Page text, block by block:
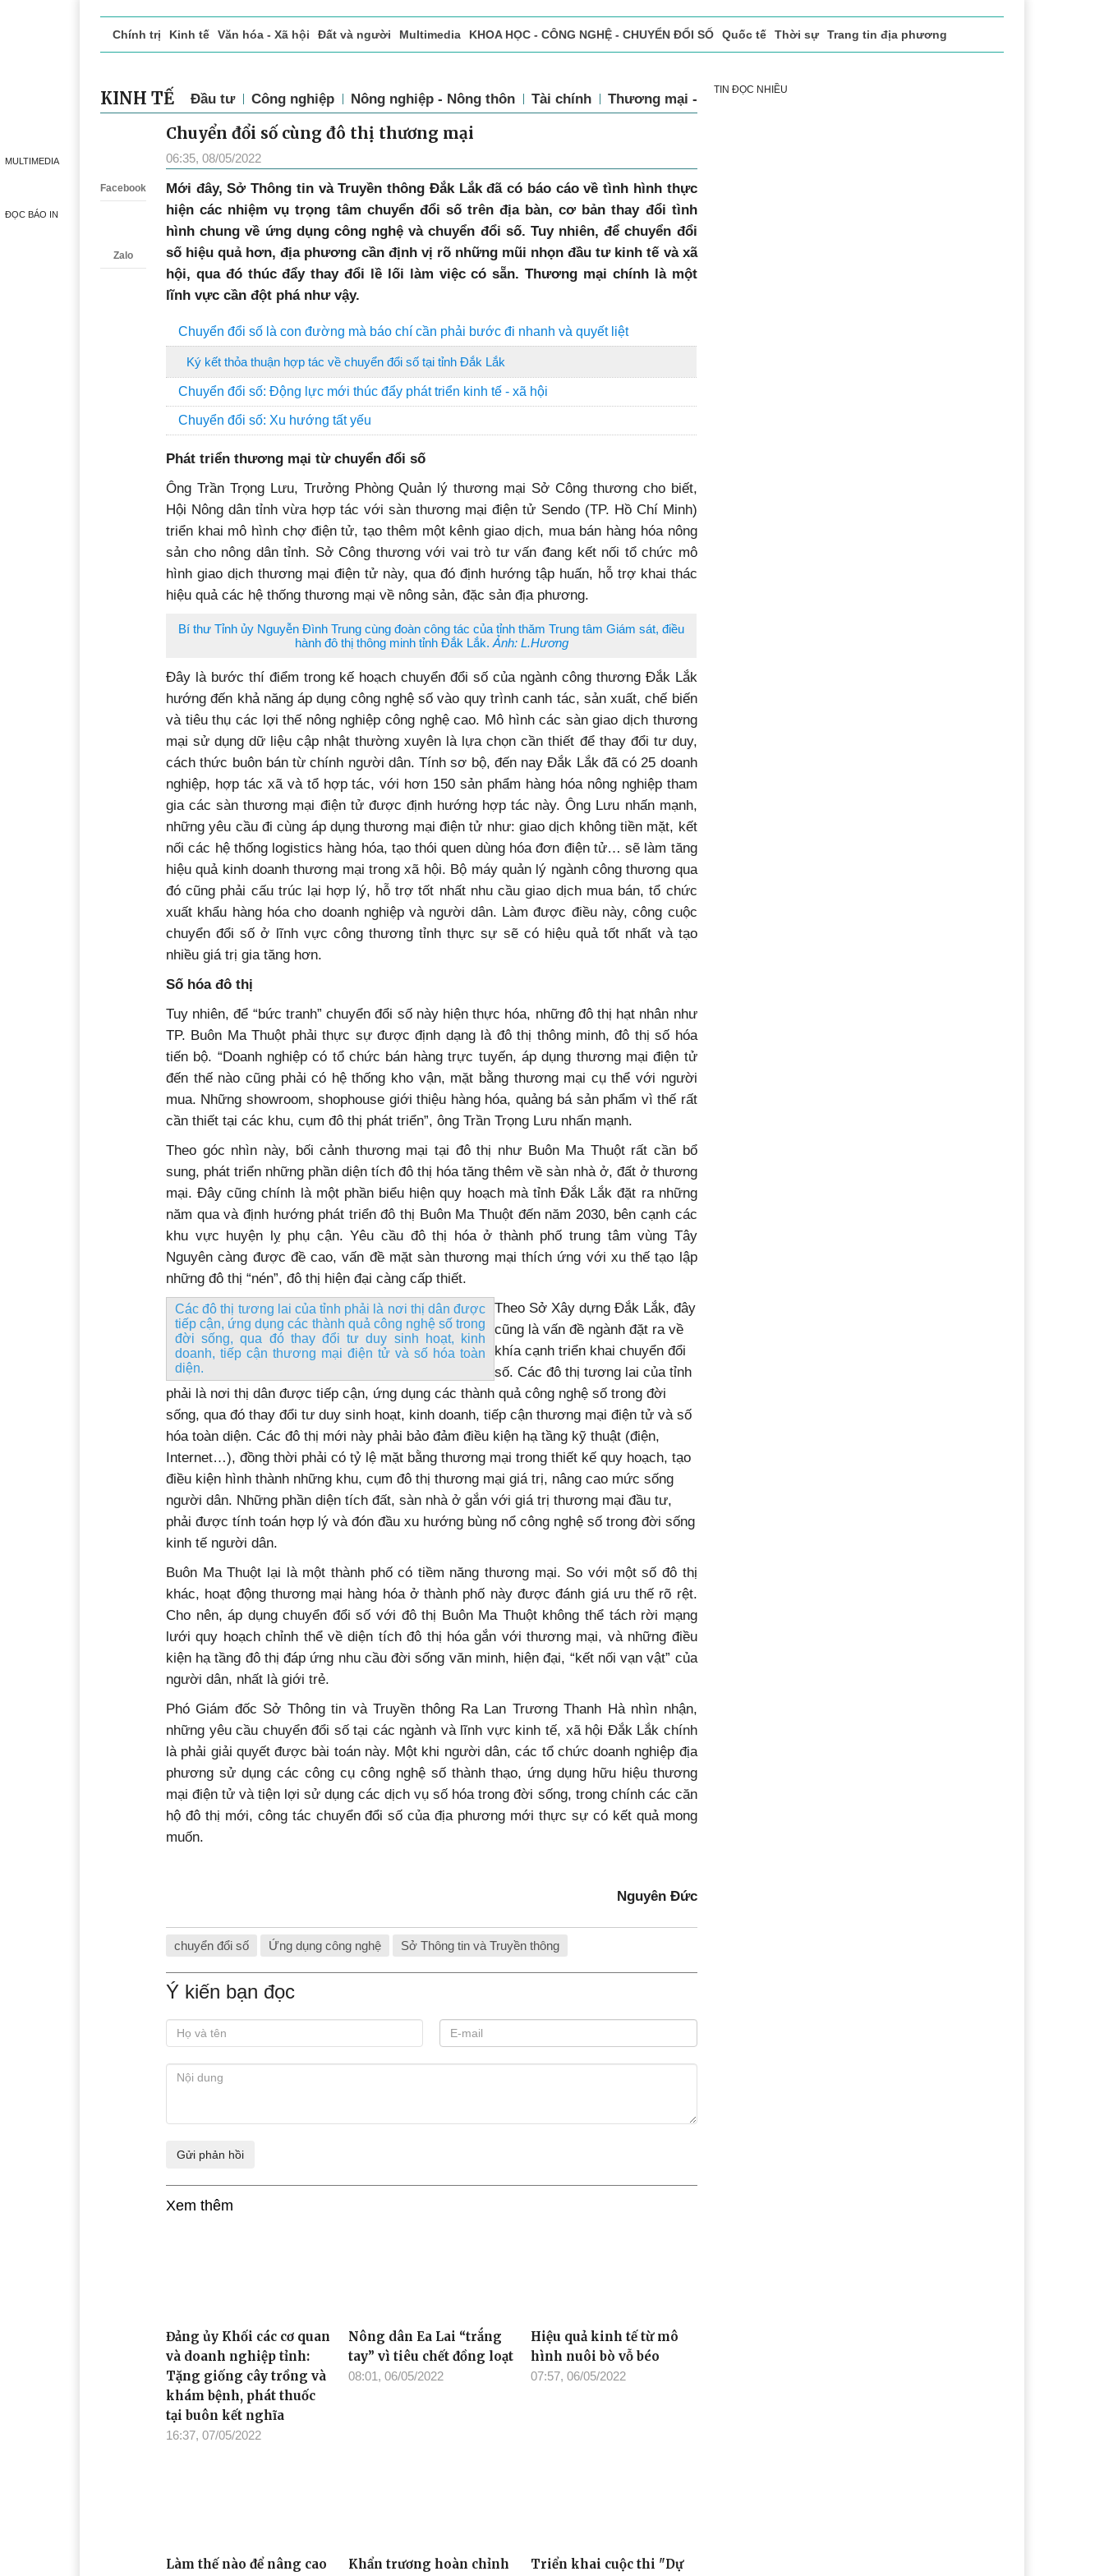
MULTIMEDIA
ĐỌC BÁO IN
Chính trị Kinh tế Văn hóa - Xã hội Đất và người Multimedia KHOA HỌC - CÔNG NGHỆ - CHUYỂN ĐỔI SỐ Quốc tế Thời sự Trang tin địa phương
KINH TẾ Đầu tư Công nghiệp Nông nghiệp - Nông thôn Tài chính Thương mại - Dịch vụ
Facebook
Zalo
Chuyển đổi số cùng đô thị thương mại
06:35, 08/05/2022
Mới đây, Sở Thông tin và Truyền thông Đắk Lắk đã có báo cáo về tình hình thực
hiện các nhiệm vụ trọng tâm chuyển đổi số trên địa bàn, cơ bản thay đổi tình
hình chung về ứng dụng công nghệ và chuyển đổi số. Tuy nhiên, để chuyển đổi
số hiệu quả hơn, địa phương cần định vị rõ những mũi nhọn đầu tư kinh tế và xã
hội, qua đó thúc đẩy thay đổi lề lối làm việc có sẵn. Thương mại chính là một
lĩnh vực cần đột phá như vậy.
Chuyển đổi số là con đường mà báo chí cần phải bước đi nhanh và quyết liệt
Ký kết thỏa thuận hợp tác về chuyển đổi số tại tỉnh Đắk Lắk
Chuyển đổi số: Động lực mới thúc đẩy phát triển kinh tế - xã hội
Chuyển đổi số: Xu hướng tất yếu
Phát triển thương mại từ chuyển đổi số
Ông Trần Trọng Lưu, Trưởng Phòng Quản lý thương mại Sở Công thương cho biết,
Hội Nông dân tỉnh vừa hợp tác với sàn thương mại điện tử Sendo (TP. Hồ Chí Minh)
triển khai mô hình chợ điện tử, tạo thêm một kênh giao dịch, mua bán hàng hóa nông
sản cho nông dân tỉnh. Sở Công thương với vai trò tư vấn đang kết nối tổ chức mô
hình giao dịch thương mại điện tử này, qua đó định hướng tập huấn, hỗ trợ khai thác
hiệu quả các hệ thống thương mại về nông sản, đặc sản địa phương.
Bí thư Tỉnh ủy Nguyễn Đình Trung cùng đoàn công tác của tỉnh thăm Trung tâm Giám sát, điều
hành đô thị thông minh tỉnh Đắk Lắk. Ảnh: L.Hương
Đây là bước thí điểm trong kế hoạch chuyển đổi số của ngành công thương Đắk Lắk
hướng đến khả năng áp dụng công nghệ số vào quy trình canh tác, sản xuất, chế biến
và tiêu thụ các lợi thế nông nghiệp công nghệ cao. Mô hình các sàn giao dịch thương
mại sử dụng dữ liệu cập nhật thường xuyên là lựa chọn cần thiết để thay đổi tư duy,
cách thức buôn bán từ chính người dân. Tính sơ bộ, đến nay Đắk Lắk đã có 25 doanh
nghiệp, hợp tác xã và tổ hợp tác, với hơn 150 sản phẩm hàng hóa nông nghiệp tham
gia các sàn thương mại điện tử được định hướng hợp tác này. Ông Lưu nhấn mạnh,
những yêu cầu đi cùng áp dụng thương mại điện tử như: giao dịch không tiền mặt, kết
nối các hệ thống logistics hàng hóa, tạo thói quen dùng hóa đơn điện tử… sẽ làm tăng
hiệu quả kinh doanh thương mại trong xã hội. Bộ máy quản lý ngành công thương qua
đó cũng phải cấu trúc lại hợp lý, hỗ trợ tốt nhất nhu cầu giao dịch mua bán, tổ chức
xuất khẩu hàng hóa cho doanh nghiệp và người dân. Làm được điều này, công cuộc
chuyển đổi số ở lĩnh vực công thương tỉnh thực sự sẽ có hiệu quả tốt nhất và tạo
nhiều giá trị gia tăng hơn.
Số hóa đô thị
Tuy nhiên, để “bức tranh” chuyển đổi số này hiện thực hóa, những đô thị hạt nhân như
TP. Buôn Ma Thuột phải thực sự được định dạng là đô thị thông minh, đô thị số hóa
tiến bộ. “Doanh nghiệp có tổ chức bán hàng trực tuyến, áp dụng thương mại điện tử
đến thế nào cũng phải có hệ thống kho vận, mặt bằng thương mại cụ thể với người
mua. Những showroom, shophouse giới thiệu hàng hóa, quảng bá sản phẩm vì thế rất
cần thiết tại các khu, cụm đô thị phát triển”, ông Trần Trọng Lưu nhấn mạnh.
Theo góc nhìn này, bối cảnh thương mại tại đô thị như Buôn Ma Thuột rất cần bổ
sung, phát triển những phần diện tích đô thị hóa tăng thêm về sàn nhà ở, đất ở thương
mại. Đây cũng chính là một phần biểu hiện quy hoạch mà tỉnh Đắk Lắk đặt ra những
năm qua và định hướng phát triển đô thị Buôn Ma Thuột đến năm 2030, bên cạnh các
khu vực huyện lỵ phụ cận. Yêu cầu đô thị hóa ở thành phố trung tâm vùng Tây
Nguyên càng được đề cao, vấn đề mặt sàn thương mại thích ứng với xu thế tạo lập
những đô thị “nén”, đô thị hiện đại càng cấp thiết.
Các đô thị tương lai của tỉnh phải là nơi thị dân được
tiếp cận, ứng dụng các thành quả công nghệ số trong
đời sống, qua đó thay đổi tư duy sinh hoạt, kinh
doanh, tiếp cận thương mại điện tử và số hóa toàn
diện.
Theo Sở Xây dựng Đắk Lắk, đây
cũng là vấn đề ngành đặt ra về
khía cạnh triển khai chuyển đổi
số. Các đô thị tương lai của tỉnh
phải là nơi thị dân được tiếp cận, ứng dụng các thành quả công nghệ số trong đời
sống, qua đó thay đổi tư duy sinh hoạt, kinh doanh, tiếp cận thương mại điện tử và số
hóa toàn diện. Các đô thị mới này phải bảo đảm điều kiện hạ tầng kỹ thuật (điện,
Internet…), đồng thời phải có tỷ lệ mặt bằng thương mại trong thiết kế quy hoạch, tạo
điều kiện hình thành những khu, cụm đô thị thương mại giá trị, nâng cao mức sống
người dân. Những phần diện tích đất, sàn nhà ở gắn với giá trị thương mại đầu tư,
phải được tính toán hợp lý và đón đầu xu hướng bùng nổ công nghệ số trong đời sống
kinh tế người dân.
Buôn Ma Thuột lại là một thành phố có tiềm năng thương mại. So với một số đô thị
khác, hoạt động thương mại hàng hóa ở thành phố này được đánh giá ưu thế rõ rệt.
Cho nên, áp dụng chuyển đổi số với đô thị Buôn Ma Thuột không thể tách rời mạng
lưới quy hoạch chỉnh thể về diện tích đô thị hóa gắn với thương mại, và những điều
kiện hạ tầng đô thị đáp ứng nhu cầu đời sống văn minh, hiện đại, “kết nối vạn vật” của
người dân, nhất là giới trẻ.
Phó Giám đốc Sở Thông tin và Truyền thông Ra Lan Trương Thanh Hà nhìn nhận,
những yêu cầu chuyển đổi số tại các ngành và lĩnh vực kinh tế, xã hội Đắk Lắk chính
là phải giải quyết được bài toán này. Một khi người dân, các tổ chức doanh nghiệp địa
phương sử dụng các công cụ công nghệ số thành thạo, ứng dụng hữu hiệu thương
mại điện tử và tiện lợi sử dụng các dịch vụ số hóa trong đời sống, trong chính các căn
hộ đô thị mới, công tác chuyển đổi số của địa phương mới thực sự có kết quả mong
muốn.
Nguyên Đức
chuyển đổi số Ứng dụng công nghệ Sở Thông tin và Truyền thông
Ý kiến bạn đọc
Xem thêm
Đảng ủy Khối các cơ quan
và doanh nghiệp tỉnh:
Tặng giống cây trồng và
khám bệnh, phát thuốc
tại buôn kết nghĩa
16:37, 07/05/2022
Nông dân Ea Lai “trắng
tay” vì tiêu chết đồng loạt
08:01, 06/05/2022
Hiệu quả kinh tế từ mô
hình nuôi bò vỗ béo
07:57, 06/05/2022
Làm thế nào để nâng cao Khẩn trương hoàn chỉnh Triển khai cuộc thi "Dự
TIN ĐỌC NHIỀU